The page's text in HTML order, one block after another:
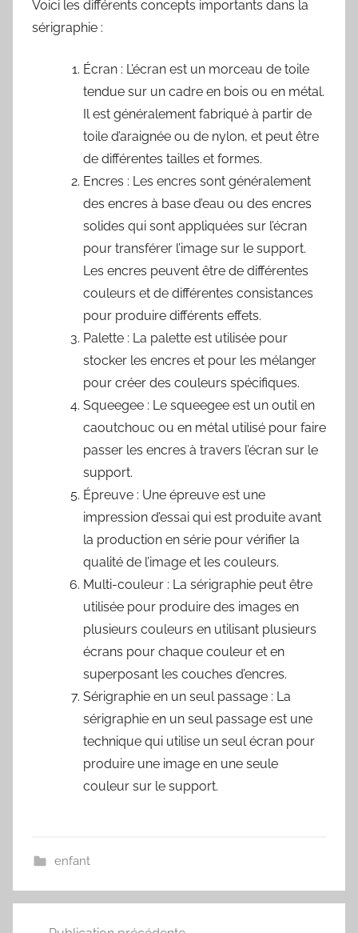
Voici les différents concepts importants dans la
sérigraphie :
Écran : L’écran est un morceau de toile
tendue sur un cadre en bois ou en métal.
Il est généralement fabriqué à partir de
toile d’araignée ou de nylon, et peut être
de différentes tailles et formes.
Encres : Les encres sont généralement
des encres à base d’eau ou des encres
solides qui sont appliquées sur l’écran
pour transférer l’image sur le support.
Les encres peuvent être de différentes
couleurs et de différentes consistances
pour produire différents effets.
Palette : La palette est utilisée pour
stocker les encres et pour les mélanger
pour créer des couleurs spécifiques.
Squeegee : Le squeegee est un outil en
caoutchouc ou en métal utilisé pour faire
passer les encres à travers l’écran sur le
support.
Épreuve : Une épreuve est une
impression d’essai qui est produite avant
la production en série pour vérifier la
qualité de l’image et les couleurs.
Multi-couleur : La sérigraphie peut être
utilisée pour produire des images en
plusieurs couleurs en utilisant plusieurs
écrans pour chaque couleur et en
superposant les couches d’encres.
Sérigraphie en un seul passage : La
sérigraphie en un seul passage est une
technique qui utilise un seul écran pour
produire une image en une seule
couleur sur le support.
enfant